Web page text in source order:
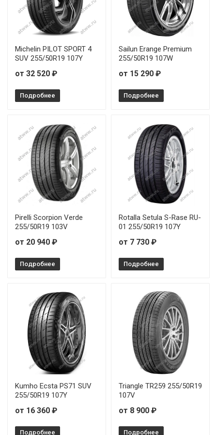
WindForce CatchFors UHP Pro 215/45R16 90W
WindForce CatchFors UHP Pro 215/45R17 91W
WindForce CatchFors UHP Pro 215/55R16 97W
WindForce CatchFors UHP Pro 225/40R18 92Y
WindForce CatchFors UHP Pro 225/40R19 93Y
WindForce CatchFors UHP Pro 225/45R19 96W
WindForce CatchFors UHP Pro 225/50R17 98W
WindForce CatchFors UHP Pro 225/50R18 99W
WindForce CatchFors UHP Pro 225/55R17 101W
WindForce CatchFors UHP Pro 225/55R19 103W
WindForce CatchFors UHP Pro 235/35R19 91Y
WindForce CatchFors UHP Pro 235/45R17 97W
WindForce CatchFors UHP Pro 235/45R18 98Y
WindForce CatchFors UHP Pro 235/50R18 101W
WindForce CatchFors UHP Pro 235/50R18 101Y
WindForce CatchFors UHP Pro 235/50R19 103Y
Michelin PILOT SPORT 4
SUV 255/50R19 107Y
от 32 520 ₽
Подробнее
Sailun Erange Premium
255/50R19 107W
от 15 290 ₽
Подробнее
Pirelli Scorpion Verde
255/50R19 103V
от 20 940 ₽
Подробнее
Rotalla Setula S-Rase RU-
01 255/50R19 107Y
от 7 730 ₽
Подробнее
Kumho Ecsta PS71 SUV
255/50R19 107Y
от 16 360 ₽
Подробнее
Triangle TR259 255/50R19
107V
от 8 900 ₽
Подробнее